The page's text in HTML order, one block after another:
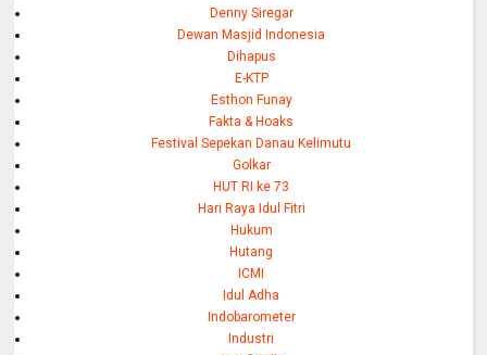
Denny Siregar
Dewan Masjid Indonesia
Dihapus
E-KTP
Esthon Funay
Fakta & Hoaks
Festival Sepekan Danau Kelimutu
Golkar
HUT RI ke 73
Hari Raya Idul Fitri
Hukum
Hutang
ICMI
Idul Adha
Indobarometer
Industri